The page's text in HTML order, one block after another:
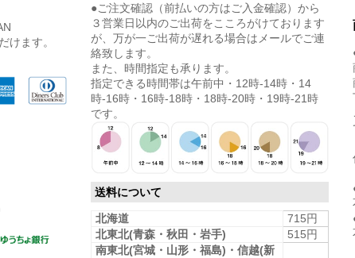
けます。
●ご注文確認（前払いの方はご入金確認）から
３営業日以内のご出荷をこころがけております
が、万が一ご出荷が遅れる場合はメールでご連
絡致します。
また、時間指定も承ります。
指定できる時間帯は午前中・12時-14時・14
時-16時・16時-18時・18時-20時・19時-21時
です。
送料について
北海道
715円
北東北(青森・秋田・岩手)
515円
南東北(宮城・山形・福島)・信越(新